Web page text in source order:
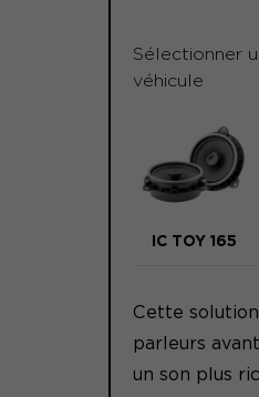
Sélectionner
véhicule
IC TOY 165
Cette
parleurs
un son plus